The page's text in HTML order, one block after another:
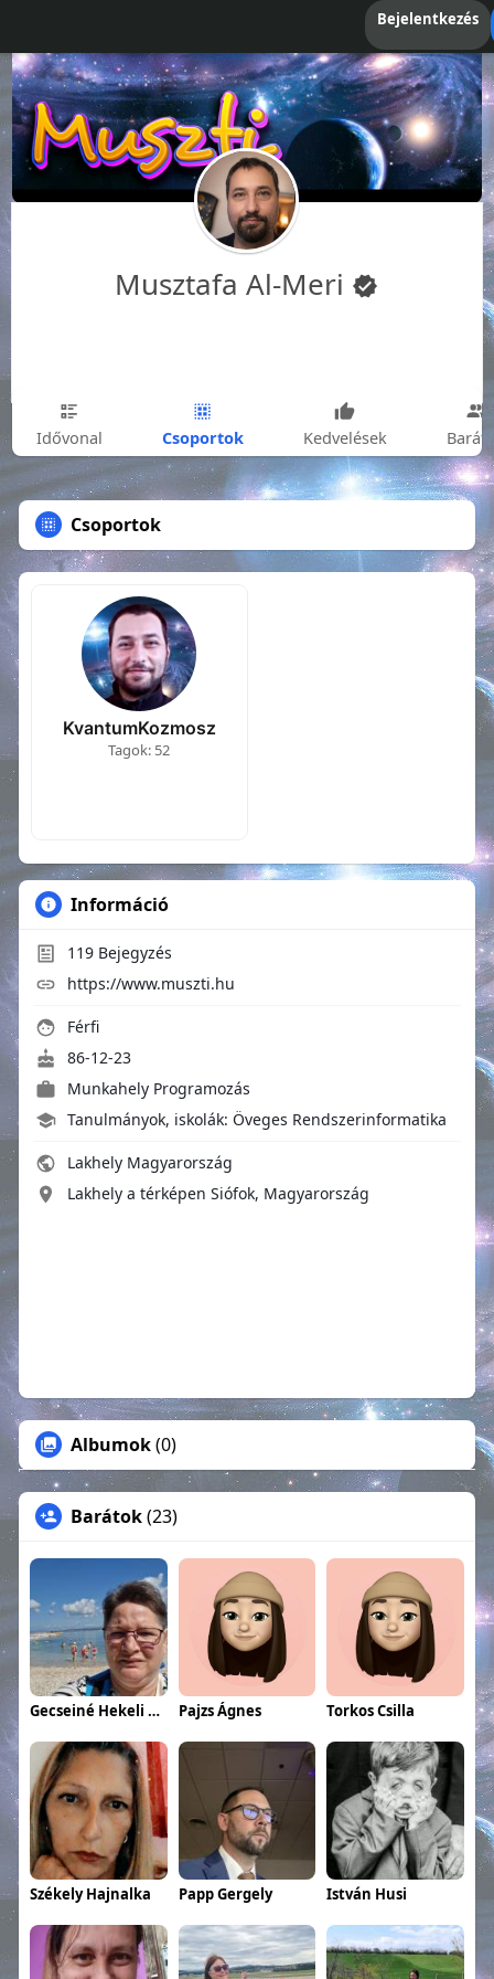
Bejelentkezés
Musztafa Al-Meri
Idővonal Csoportok Kedvelések
Csoportok
KvantumKozmosz
Tagok: 52
Információ
119Bejegyzés
https://www.muszti.hu
Férfi
86-12-23
Munkahely Programozás
Tanulmányok, iskolák: Öveges Rendszerinformatika
Lakhely Magyarország
Lakhely a térképen Siófok, Magyarország
Albumok(0)
Barátok(23)
Gecseiné Hekeli Anita Pajzs Ágnes Torkos Csilla
Székely Hajnalka Papp Gergely István Husi